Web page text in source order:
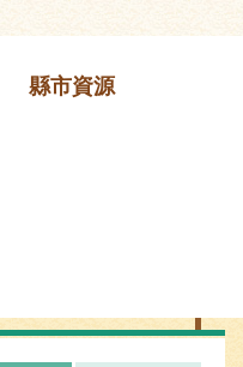
縣市資源